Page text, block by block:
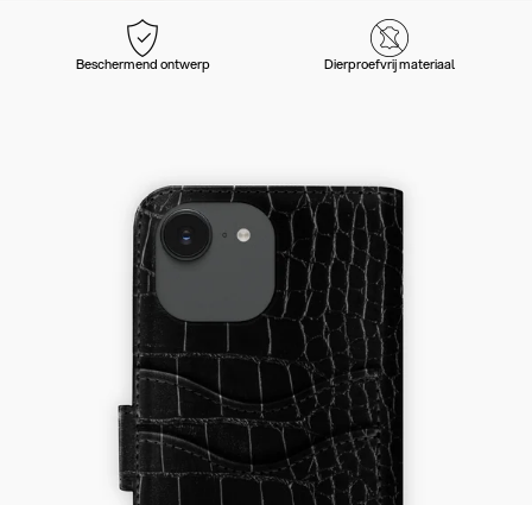
Beschermend ontwerp Dierproefvrij materiaal